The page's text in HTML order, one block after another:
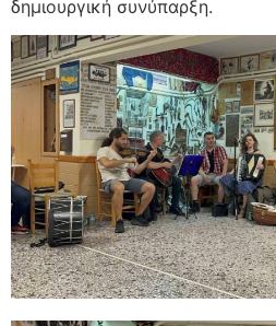
δημιουργική συνύπαρξη.